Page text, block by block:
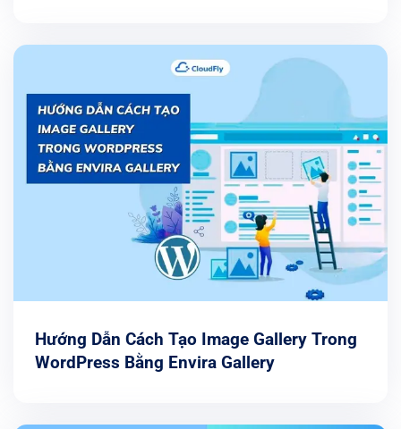
Hướng Dẫn Cách Tạo Image Gallery Trong
WordPress Bằng Envira Gallery